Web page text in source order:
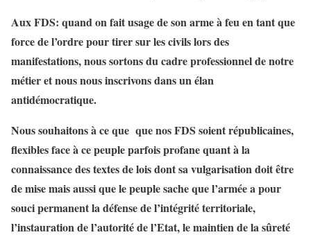
Aux FDS: quand on fait usage de son arme à feu en tant que
force de l’ordre pour tirer sur les civils lors des
manifestations, nous sortons du cadre professionnel de notre
métier et nous nous inscrivons dans un élan
antidémocratique.
Nous souhaitons à ce que que nos FDS soient républicaines,
flexibles face à ce peuple parfois profane quant à la
connaissance des textes de lois dont sa vulgarisation doit être
de mise mais aussi que le peuple sache que l’armée a pour
souci permanent la défense de l’intégrité territoriale,
l’instauration de l’autorité de l’Etat, le maintien de la sûreté